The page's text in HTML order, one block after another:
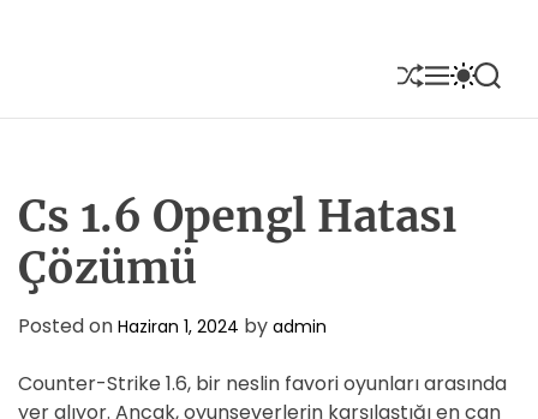
S
H
U
E
M
E
N
S
W
I
C
O
E
S
E
A
Cs 1.6 Opengl Hatası
Çözümü
Posted on Haziran 1, 2024 by admin
Counter-Strike 1.6, bir neslin favori oyunları arasında
yer alıyor. Ancak, oyunseverlerin karşılaştığı en can